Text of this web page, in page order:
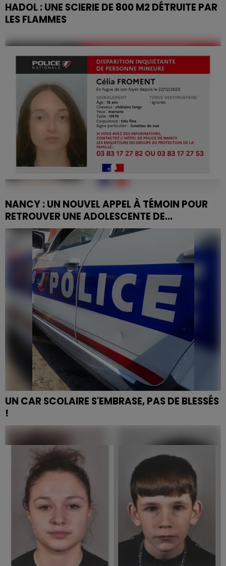
HADOL : UNE SCIERIE DE 800 M2 DÉTRUITE PAR
LES FLAMMES
NANCY : UN NOUVEL APPEL À TÉMOIN POUR
RETROUVER UNE ADOLESCENTE DE...
La police nationale de Nancy recherche toujours
activement la jeune Célia Froment...
UN CAR SCOLAIRE S'EMBRASE, PAS DE BLESSÉS
!
Le drame a été évité après un incendie qui s'est
déclaré lundi 05 février en fin d'après-midi, à Saint-
Maurice-sur-Moselle. Aucun dégât humain n'est à...